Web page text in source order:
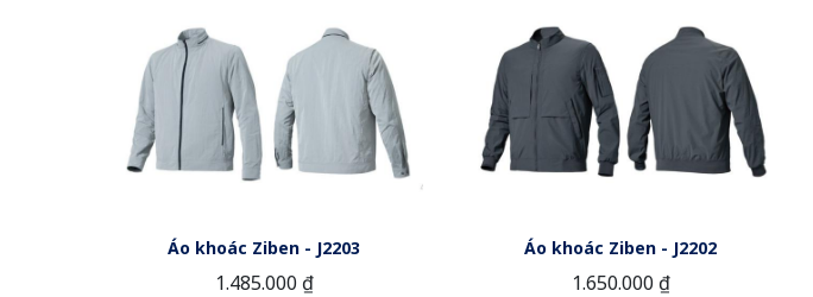
Áo khoác Ziben - J2203
1.485.000 ₫
Áo khoác Ziben - J2202
1.650.000 ₫